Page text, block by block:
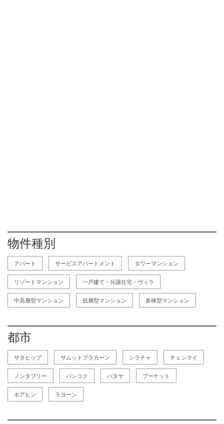
物件種別
アパート サービスアパートメント タワーマンション
リゾートマンション 一戸建て・分譲住宅・ヴィラ
中高層型マンション 低層型マンション 多棟型マンション
都市
サタヒップ サムットプラカーン シラチャ チェンマイ
ノンタブリー バンコク パタヤ プーケット
ホアヒン ラヨーン